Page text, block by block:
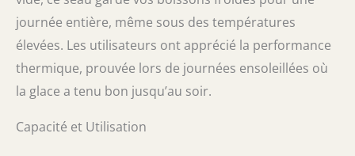
journée entière, même sous des températures
élevées. Les utilisateurs ont apprécié la performance
thermique, prouvée lors de journées ensoleillées où
la glace a tenu bon jusqu’au soir.
Capacité et Utilisation